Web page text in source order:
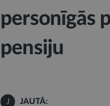
personīgās
pensiju
J JAUTĀ: